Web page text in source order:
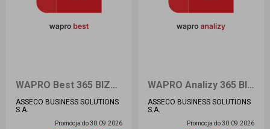
WAPRO Best 365 BIZNES 200 Przedłużenie
ASSECO BUSINESS SOLUTIONS
S.A.
Promocja do30.09.2026
WAPRO Analizy 365 BIZNES Przedłużenie
ASSECO BUSINESS SOLUTIONS
S.A.
Promocja do30.09.2026